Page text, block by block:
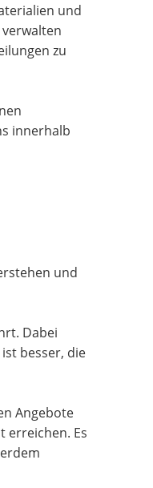
und
zu
innerhalb
und
Dabei
besser, die
Angebote
erreichen. Es